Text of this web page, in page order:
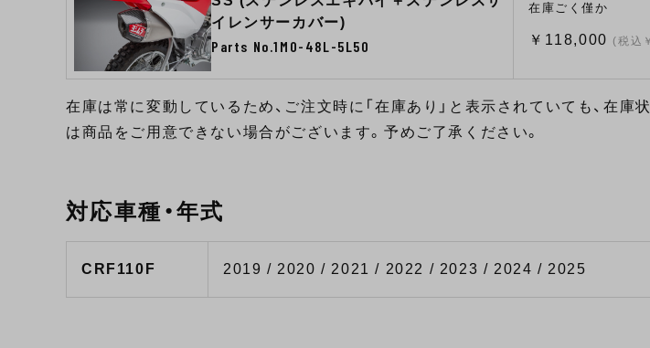
イレンサーカバー)
Parts No.1M0-48L-5L50
在庫ごく僅か
￥118,000 (税込
在庫は常に変動しているため、ご注文時に「在庫あり」と表示されていても、在庫
は商品をご用意できない場合がございます。予めご了承ください。
対応車種・年式
CRF110F 2019 / 2020 / 2021 / 2022 / 2023 / 2024 / 2025